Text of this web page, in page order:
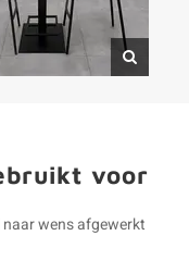
voor
naar wens afgewerkt